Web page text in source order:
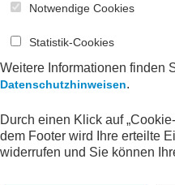
SERVICE
Notwendige Cookies
Statistik-Cookies
Weitere Informationen finden
Datenschutzhinweisen.
Durch einen Klick auf
dem Footer wird Ihre erteilte
widerrufen und Sie können